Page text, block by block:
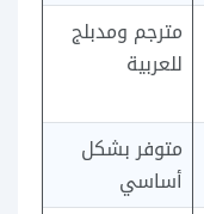
مترجم ومدبلج
للعربية
متوفر بشكل
أساسي